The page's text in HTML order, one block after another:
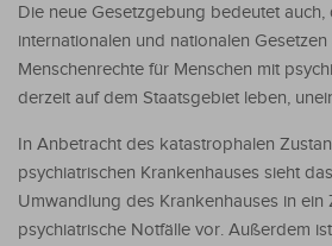
Die neue Gesetzgebung bedeutet auch,
internationalen und nationalen
Menschenrechte für Menschen mit
derzeit auf dem Staatsgebiet leben,
In Anbetracht des katastrophalen
psychiatrischen Krankenhauses sieht
Umwandlung des Krankenhauses in ein
psychiatrische Notfälle vor. Außerdem